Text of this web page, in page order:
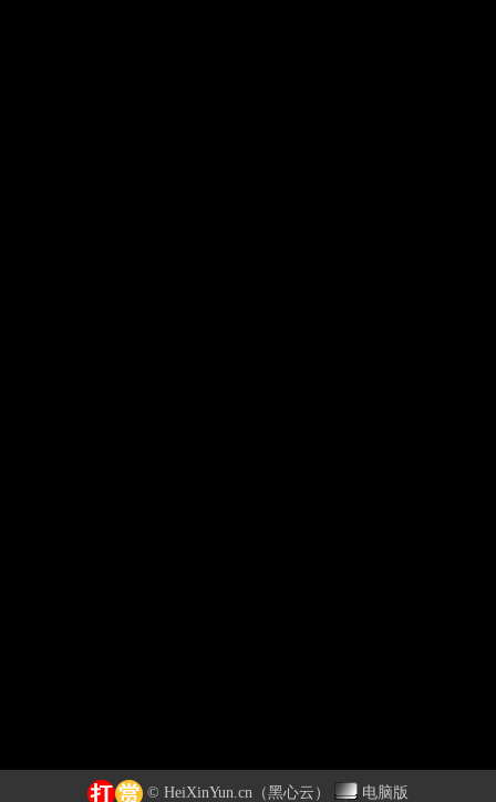
© HeiXinYun.cn （黑心云） 电脑版